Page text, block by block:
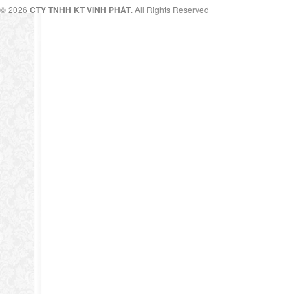
© 2026 CTY TNHH KT VINH PHÁT. All Rights Reserved